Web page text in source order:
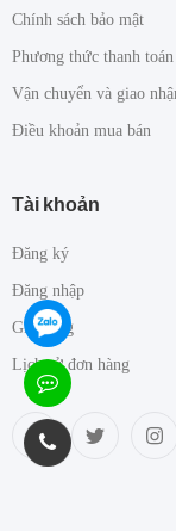
Chính sách bảo mật
Phương thức thanh toán
Vận chuyển và giao
Điều khoản mua bán
Tài khoản
Đăng ký
Đăng nhập
Giỏ hàng
Lịch sử đơn hàng